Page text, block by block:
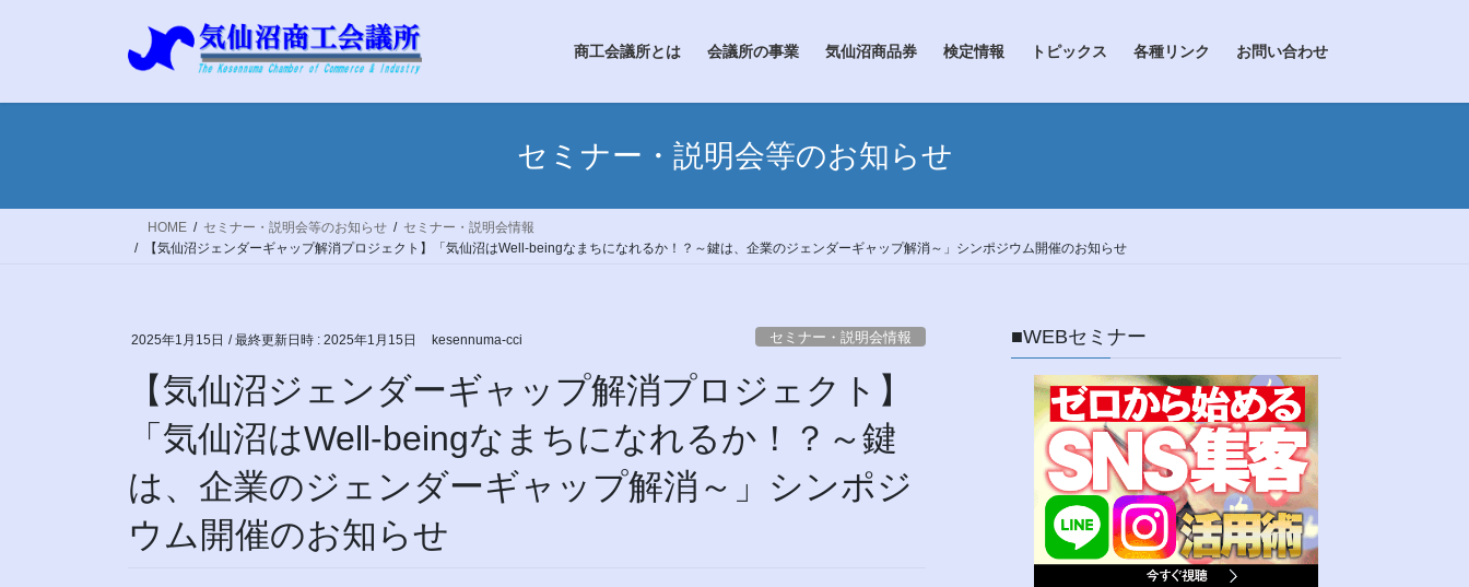
商工会議所とは 会議所の事業 気仙沼商品券 検定情報 トピックス 各種リンク お問い合わせ
セミナー・説明会等のお知らせ
HOME セミナー・説明会等のお知らせ
セミナー・説明会情報
【気仙沼ジェンダーギャップ解消プロジェクト】「気仙沼はWell-beingなまちになれるか！？～鍵は、企業のジェンダーギャップ解消～」シンポジウム開催のお知らせ
2025年1月15日 / 最終更新日時 : 2025年1月15日 kesennuma-cci セミナー・説明会情報
【気仙沼ジェンダーギャップ解消プロジェクト】
「気仙沼はWell-beingなまちになれるか！？～鍵
は、企業のジェンダーギャップ解消～」シンポジ
ウム開催のお知らせ
■WEBセミナー